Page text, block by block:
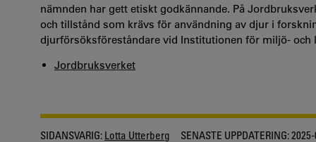
nämnden har gett etiskt godkännande. På
och tillstånd som krävs för användning av djur i
djurförsöksföreståndare vid Institutionen för miljö- och
Jordbruksverket
SIDANSVARIG: Lotta Utterberg SENASTE UPPDATERING: